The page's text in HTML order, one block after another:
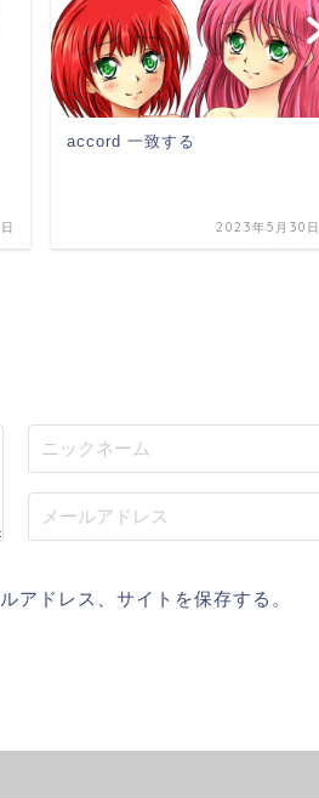
accord 一致する
2023年5月30日
アドレス、サイトを保存する。